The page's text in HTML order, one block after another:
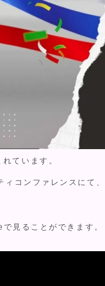
ています。
コンファレンスにて
見ることができます。